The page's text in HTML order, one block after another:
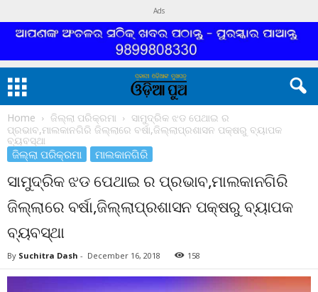
Ads
Home ଜିଲ୍ଲା ପରିକ୍ରମା
ସାମୁଦ୍ରିକ ଝଡ ପେଥାଇ ର
ପ୍ରଭାବ,ମାଲକାନଗିରି ଜିଲ୍ଲାରେ ବର୍ଷା,ଜିଲ୍ଲାପ୍ରଶାସନ ପକ୍ଷରୁ ବ୍ୟାପକ
ବ୍ୟବସ୍ଥା
ଜିଲ୍ଲା ପରିକ୍ରମା ମାଲକାନଗିରି
ସାମୁଦ୍ରିକ ଝଡ ପେଥାଇ ର ପ୍ରଭାବ,ମାଲକାନଗିରି
ଜିଲ୍ଲାରେ ବର୍ଷା,ଜିଲ୍ଲାପ୍ରଶାସନ ପକ୍ଷରୁ ବ୍ୟାପକ
ବ୍ୟବସ୍ଥା
By Suchitra Dash - December 16, 2018 158